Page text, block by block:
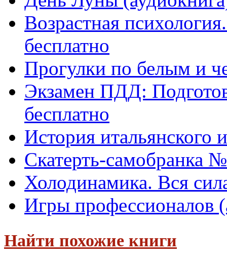
Возрастная
бесплатно
Прогулки по белым и
Экзамен ПДД:
бесплатно
История итальянского
Скатерть-самобранка
Холодинамика. Вся
Игры профессионалов
Найти похожие книги